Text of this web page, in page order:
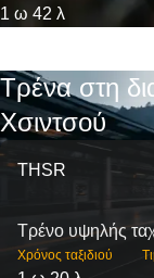
1 ω 42 λ
Τρένα στη
Χσιντσού
THSR
Τρένο υψηλής
Χρόνος ταξιδιού